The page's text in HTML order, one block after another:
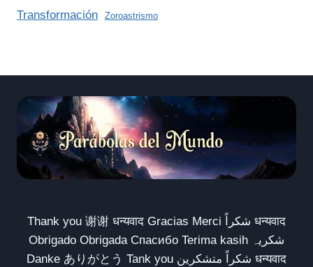
Transformación Zoroastrismo
Thank you 谢谢 धन्यवाद Gracias Merci شكراً धन्यवाद
Obrigado Obrigada Спасибо Terima kasih شکریہ
Danke ありがとう Tank you شكراً متشكرين धन्यवाद